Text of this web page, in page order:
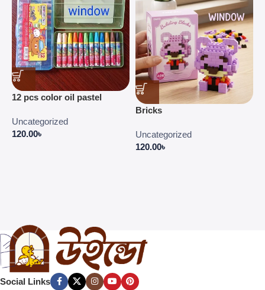
12 pcs color oil pastel
Uncategorized
120.00৳
Bricks
Uncategorized
120.00৳
Social Links